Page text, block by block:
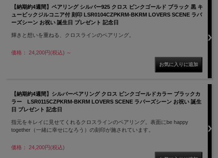
【納期約4週間】ペアリング シルバー925 クロス ピンクゴールド ブラック 黒 キ
ュービックジルコニア付 刻印 LSR0104CZPKRM-BKRM LOVERS SCENE ラバ
ーズシーン お祝い 誕生日 プレゼント 記念日
輝きと想いを重ねる、クロスラインのペアリング。
価格： 24,200円(税込) ～
【納期約4週間】シルバーペアリング クロス ピンクゴールドカラー ブラックカ
ラー LSR0115CZPKRM-BKRM LOVERS SCENE ラバーズシーン お祝い 誕生
日 プレゼント 記念日
指元をキレイに見せてくれるクロスラインのペアリング。表面にbe happy
together（一緒に幸せになろう）の刻印が施されています。
価格： 24,200円(税込)